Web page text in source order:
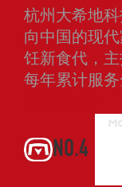
杭州大希地
向中国的现
饪新食代，
每年累计服
NO.4